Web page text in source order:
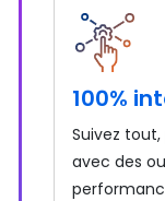
100%
Suivez
avec des